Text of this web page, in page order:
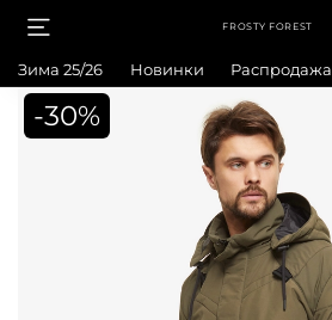
FROSTY FOREST
Зима 25/26 Новинки Распродажа
-30%